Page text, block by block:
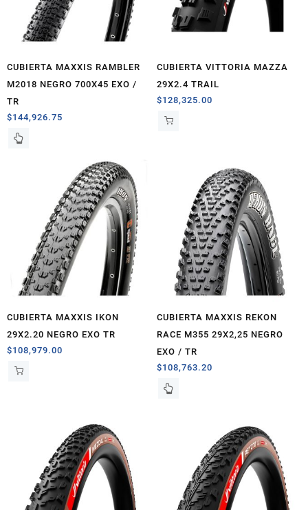
CUBIERTA MAXXIS RAMBLER
M2018 NEGRO 700X45 EXO /
TR
$144,926.75
CUBIERTA VITTORIA MAZZA
29X2.4 TRAIL
$128,325.00
CUBIERTA MAXXIS IKON
29X2.20 NEGRO EXO TR
$108,979.00
CUBIERTA MAXXIS REKON
RACE M355 29X2,25 NEGRO
EXO / TR
$108,763.20